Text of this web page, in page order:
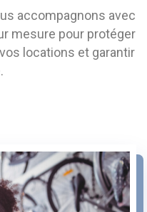
accompagnons avec
mesure pour protéger
locations et garantir